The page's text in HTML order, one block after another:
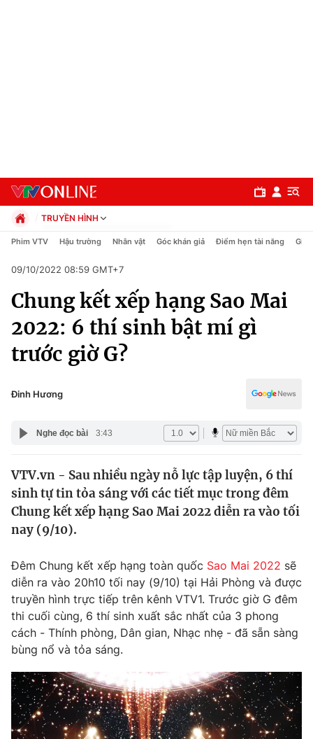
Chuyên mục
Xã hội
Pháp luật
Y tế
Thế giới
Tin tức
Thế giới đó đây
Câu chuyện quốc tế
Kinh tế
Thị trường
Góc doanh nghiệp
Dữ liệu và đời sống
Truyền hình
Phim VTV
Hậu trường
Nhân vật
Khán giả
Giải trí
Điện ảnh
Âm nhạc
Sao
Đời sống
Du lịch
Giáo dục
TRUYỀN HÌNH
Chính trị
Pháp luật
Kinh tế
Thể thao
Truyền hình
Văn hóa - Giải trí
Công nghệ
Phim VTV Hậu trường Nhân vật Góc khán giả Điểm hẹn tài năng Giải
09/10/2022 08:59 GMT+7
Chung kết xếp hạng Sao Mai
2022: 6 thí sinh bật mí gì
trước giờ G?
Đinh Hương
Nghe đọc bài 3:43
VTV.vn - Sau nhiều ngày nỗ lực tập luyện, 6 thí
sinh tự tin tỏa sáng với các tiết mục trong đêm
Chung kết xếp hạng Sao Mai 2022 diễn ra vào tối
nay (9/10).
Đêm Chung kết xếp hạng toàn quốc Sao Mai 2022 sẽ
diễn ra vào 20h10 tối nay (9/10) tại Hải Phòng và được
truyền hình trực tiếp trên kênh VTV1. Trước giờ G đêm
thi cuối cùng, 6 thí sinh xuất sắc nhất của 3 phong
cách - Thính phòng, Dân gian, Nhạc nhẹ - đã sẵn sàng
bùng nổ và tỏa sáng.